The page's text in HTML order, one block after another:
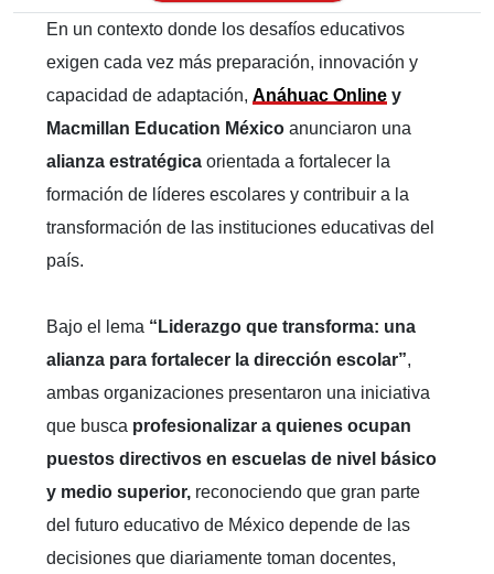
En un contexto donde los desafíos educativos
exigen cada vez más preparación, innovación y
capacidad de adaptación, Anáhuac Online y
Macmillan Education México anunciaron una
alianza estratégica orientada a fortalecer la
formación de líderes escolares y contribuir a la
transformación de las instituciones educativas del
país.
Bajo el lema “Liderazgo que transforma: una
alianza para fortalecer la dirección escolar”,
ambas organizaciones presentaron una iniciativa
que busca profesionalizar a quienes ocupan
puestos directivos en escuelas de nivel básico
y medio superior, reconociendo que gran parte
del futuro educativo de México depende de las
decisiones que diariamente toman docentes,